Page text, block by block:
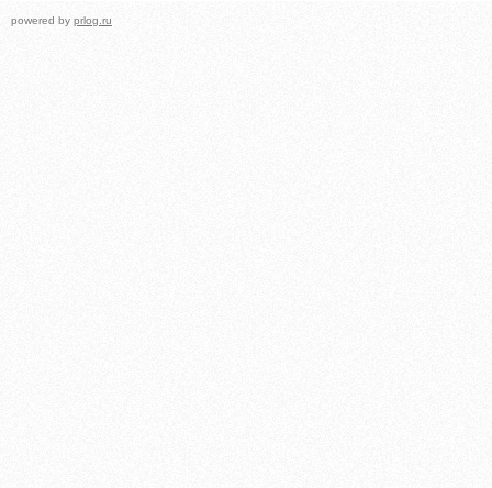
powered by prlog.ru